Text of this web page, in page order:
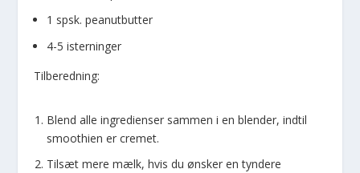
1 spsk. peanutbutter
4-5 isterninger
Tilberedning:
Blend alle ingredienser sammen i en blender, indtil
smoothien er cremet.
Tilsæt mere mælk, hvis du ønsker en tyndere